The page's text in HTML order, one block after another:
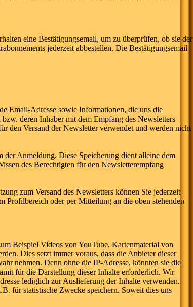
eine Bestätigungsemail, um zu überprüfen, ob sie der
jederzeit abbestellen. Die Bestätigungsemail
Email-Adresse sowie Informationen, die uns die
deren Inhaber mit dem Empfang des Newsletters
den Versand der Newsletter verwendet und werden nicht
Anmeldung. Diese Speicherung dient alleine dem
des Berechtigten für den Newsletterempfang
zum Versand des Newsletters können Sie jederzeit
oder per Mitteilung an die oben stehenden
Beispiel Videos von YouTube, Kartenmaterial von
Dies setzt immer voraus, dass die Anbieter dieser
nehmen. Denn ohne die IP-Adresse, könnten sie die
für die Darstellung dieser Inhalte erforderlich. Wir
lediglich zur Auslieferung der Inhalte verwenden.
für statistische Zwecke speichern. Soweit dies uns